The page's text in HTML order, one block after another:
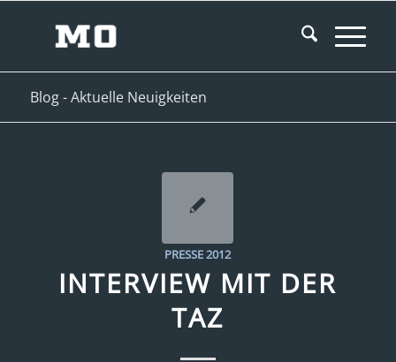
Blog - Aktuelle Neuigkeiten
PRESSE 2012
INTERVIEW MIT DER
TAZ